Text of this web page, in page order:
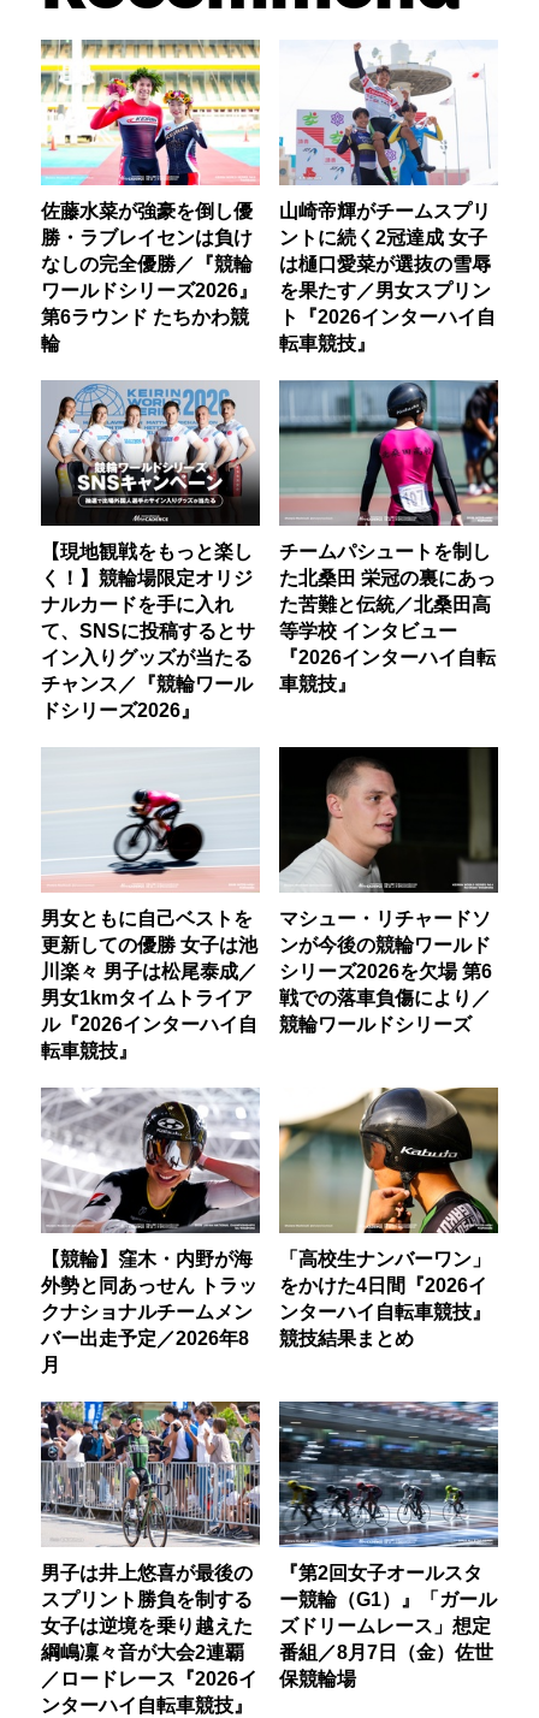
佐藤水菜が強豪を倒し優
勝・ラブレイセンは負け
なしの完全優勝／『競輪
ワールドシリーズ2026』
第6ラウンド たちかわ競
輪
山崎帝輝がチームスプリ
ントに続く2冠達成 女子
は樋口愛菜が選抜の雪辱
を果たす／男女スプリン
ト『2026インターハイ自
転車競技』
【現地観戦をもっと楽し
く！】競輪場限定オリジ
ナルカードを手に入れ
て、SNSに投稿するとサ
イン入りグッズが当たる
チャンス／『競輪ワール
ドシリーズ2026』
チームパシュートを制し
た北桑田 栄冠の裏にあっ
た苦難と伝統／北桑田高
等学校 インタビュー
『2026インターハイ自転
車競技』
男女ともに自己ベストを
更新しての優勝 女子は池
川楽々 男子は松尾泰成／
男女1kmタイムトライア
ル『2026インターハイ自
転車競技』
マシュー・リチャードソ
ンが今後の競輪ワールド
シリーズ2026を欠場 第6
戦での落車負傷により／
競輪ワールドシリーズ
【競輪】窪木・内野が海
外勢と同あっせん トラッ
クナショナルチームメン
バー出走予定／2026年8
月
「高校生ナンバーワン」
をかけた4日間『2026イ
ンターハイ自転車競技』
競技結果まとめ
男子は井上悠喜が最後の
スプリント勝負を制する
女子は逆境を乗り越えた
綱嶋凜々音が大会2連覇
／ロードレース『2026イ
ンターハイ自転車競技』
『第2回女子オールスタ
ー競輪（G1）』「ガール
ズドリームレース」想定
番組／8月7日（金）佐世
保競輪場